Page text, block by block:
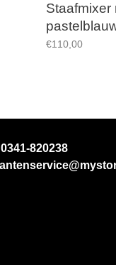
Staafmixer
€110,00
0341-820238